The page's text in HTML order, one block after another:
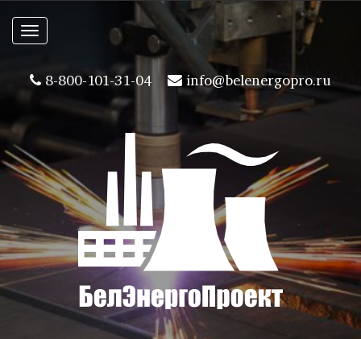
Toggle
8-800-101-31-04 info@belenergopro.ru